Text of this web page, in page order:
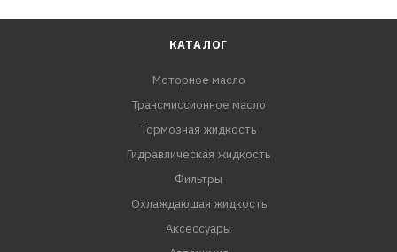
КАТАЛОГ
Моторное масло
Трансмиссионное масло
Тормозная жидкость
Гидравлическая жидкость
Фильтры
Охлаждающая жидкость
Аксессуары